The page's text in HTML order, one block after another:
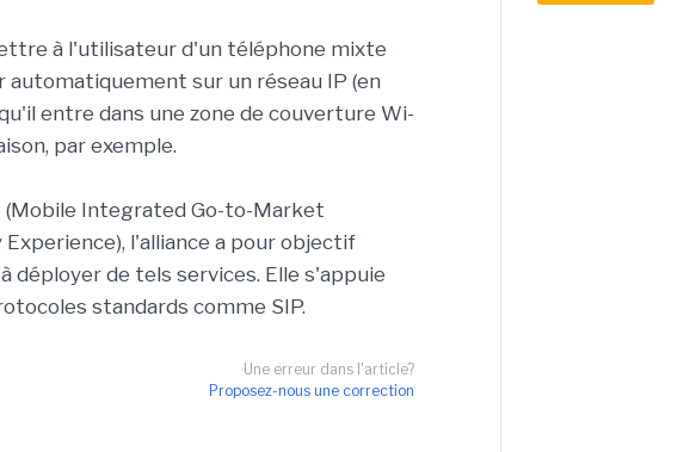
à l'utilisateur d'un téléphone mixte
automatiquement sur un réseau IP (en
entre dans une zone de couverture Wi-
par exemple.
Integrated Go-to-Market
l'alliance a pour objectif
déployer de tels services. Elle s'appuie
standards comme SIP.
Une erreur dans l'article?
Proposez-nous une correction